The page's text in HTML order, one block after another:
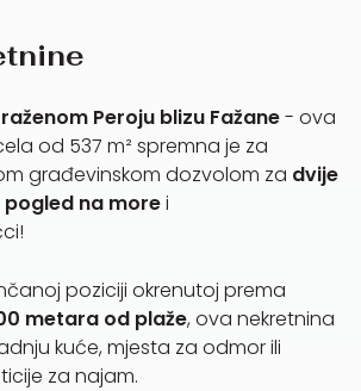
Peroju blizu Fažane- ova
od 537 m² spremna je za
građevinskom dozvolom za dvije
pogled na morei
poziciji okrenutoj prema
metara od plaže, ova nekretnina
kuće, mjesta za odmor ili
za najam.